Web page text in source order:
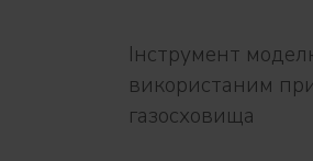
Інструмент
використаним
газосховища